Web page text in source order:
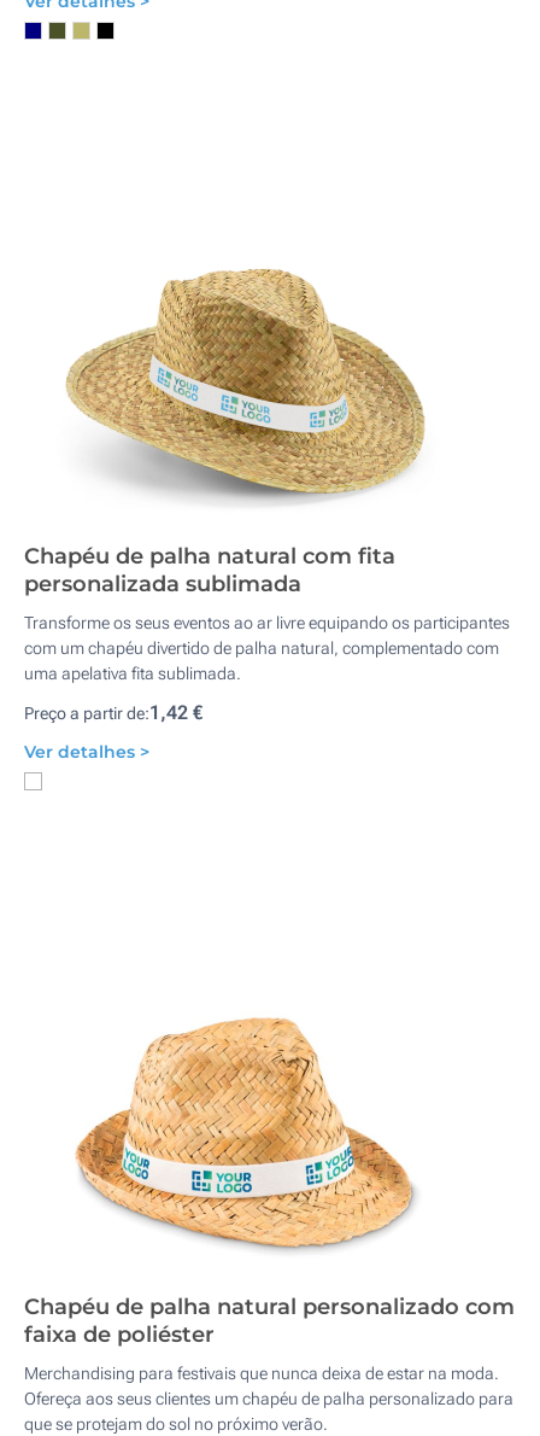
Chapéu de palha natural com fita
personalizada sublimada
Transforme os seus eventos ao ar livre equipando os participantes
com um chapéu divertido de palha natural, complementado com
uma apelativa fita sublimada.
Preço a partir de:1,42 €
Ver detalhes >
Chapéu de palha natural personalizado com
faixa de poliéster
Merchandising para festivais que nunca deixa de estar na moda.
Ofereça aos seus clientes um chapéu de palha personalizado para
que se protejam do sol no próximo verão.